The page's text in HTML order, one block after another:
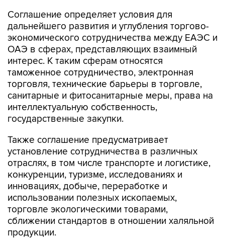
Соглашение определяет условия для
дальнейшего развития и углубления торгово-
экономического сотрудничества между ЕАЭС и
ОАЭ в сферах, представляющих взаимный
интерес. К таким сферам относятся
таможенное сотрудничество, электронная
торговля, технические барьеры в торговле,
санитарные и фитосанитарные меры, права на
интеллектуальную собственность,
государственные закупки.
Также соглашение предусматривает
установление сотрудничества в различных
отраслях, в том числе транспорте и логистике,
конкуренции, туризме, исследованиях и
инновациях, добыче, переработке и
использовании полезных ископаемых,
торговле экологическими товарами,
сближении стандартов в отношении халяльной
продукции.